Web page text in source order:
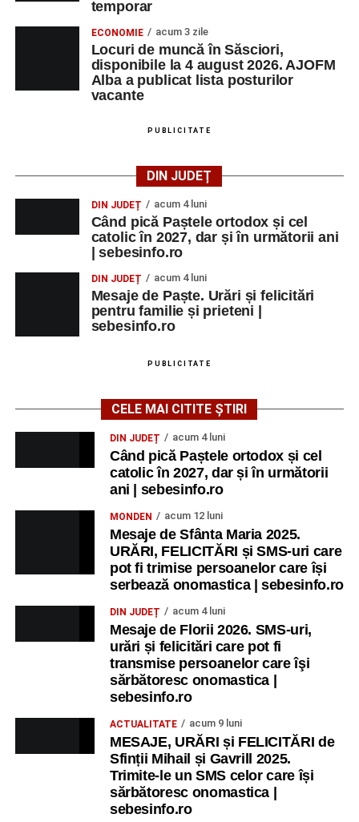
temporar
ECONOMIE acum 3 zile
Locuri de muncă în Săsciori,
disponibile la 4 august 2026. AJOFM
Alba a publicat lista posturilor
vacante
PUBLICITATE
DIN JUDEȚ
DIN JUDEȚ acum 4 luni
Când pică Paștele ortodox și cel
catolic în 2027, dar și în următorii ani
| sebesinfo.ro
DIN JUDEȚ acum 4 luni
Mesaje de Paște. Urări și felicitări
pentru familie și prieteni |
sebesinfo.ro
PUBLICITATE
CELE MAI CITITE ȘTIRI
DIN JUDEȚ acum 4 luni
Când pică Paștele ortodox și cel
catolic în 2027, dar și în următorii
ani | sebesinfo.ro
MONDEN acum 12 luni
Mesaje de Sfânta Maria 2025.
URĂRI, FELICITĂRI și SMS-uri care
pot fi trimise persoanelor care își
serbează onomastica | sebesinfo.ro
DIN JUDEȚ acum 4 luni
Mesaje de Florii 2026. SMS-uri,
urări și felicitări care pot fi
transmise persoanelor care îşi
sărbătoresc onomastica |
sebesinfo.ro
ACTUALITATE acum 9 luni
MESAJE, URĂRI și FELICITĂRI de
Sfinții Mihail și Gavrill 2025.
Trimite-le un SMS celor care își
sărbătoresc onomastica |
sebesinfo.ro